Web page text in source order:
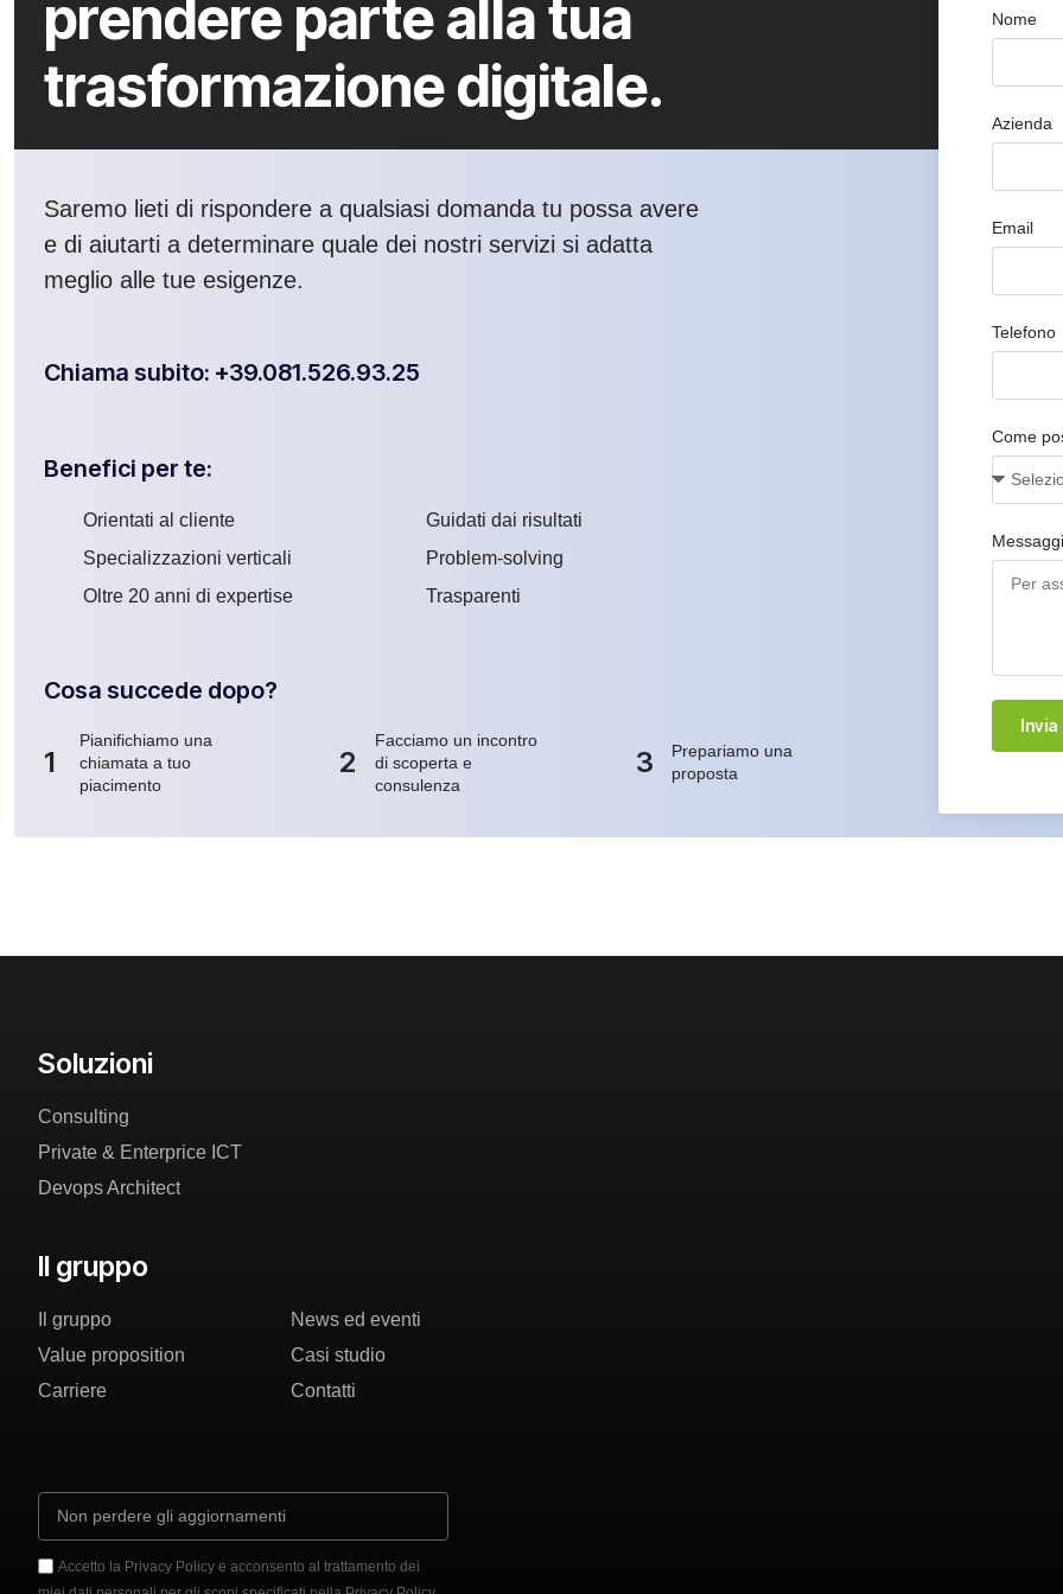
prendere parte alla tua
trasformazione digitale.
Saremo lieti di rispondere a qualsiasi domanda tu possa avere
e di aiutarti a determinare quale dei nostri servizi si adatta
meglio alle tue esigenze.
Chiama subito: +39.081.526.93.25
Benefici per te:
Orientati al cliente
Specializzazioni verticali
Oltre 20 anni di expertise
Guidati dai risultati
Problem-solving
Trasparenti
Cosa succede dopo?
1
Pianifichiamo una
chiamata a tuo
piacimento
2
Facciamo un incontro
di scoperta e
consulenza
3
Prepariamo una
proposta
Nome
Azienda
Email
Telefono
Come
Invia
Soluzioni
Consulting
Private & Enterprice ICT
Devops Architect
Il gruppo
Il gruppo
Value proposition
Carriere
News ed eventi
Casi studio
Contatti
Accetto la Privacy Policy e acconsento al trattamento dei